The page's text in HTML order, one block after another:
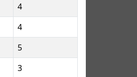
4
4
5
3